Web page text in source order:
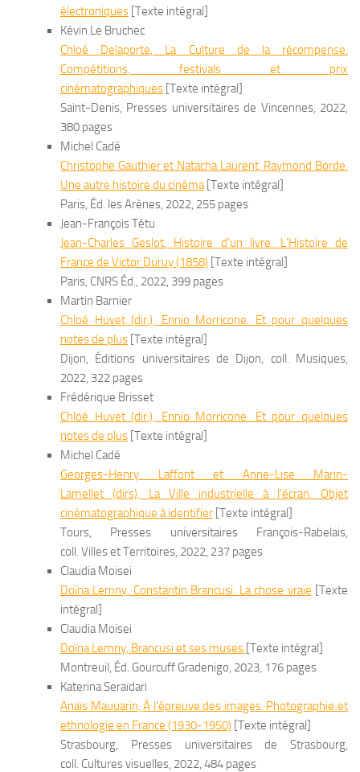
électroniques [Texte intégral]
Kévin Le Bruchec
Chloé Delaporte, La Culture de la récompense.
Compétitions, festivals et prix
cinématographiques [Texte intégral]
Saint-Denis, Presses universitaires de Vincennes, 2022,
380 pages
Michel Cadé
Christophe Gauthieret Natacha Laurent, Raymond Borde.
Une autre histoire du cinéma[Texte intégral]
Paris, Éd. les Arènes, 2022, 255 pages
Jean-François Tétu
Jean-Charles Geslot, Histoire d’un livre. L’Histoire de
France de Victor Duruy (1858) [Texte intégral]
Paris, CNRS Éd., 2022, 399 pages
Martin Barnier
Chloé Huvet(dir.), Ennio Morricone. Et pour quelques
notes de plus [Texte intégral]
Dijon, Éditions universitaires de Dijon, coll. Musiques,
2022, 322 pages
Frédérique Brisset
Chloé Huvet(dir.), Ennio Morricone. Et pour quelques
notes de plus [Texte intégral]
Michel Cadé
Georges-Henry Laffontet Anne-Lise Marin-
Lamellet (dirs), La Ville industrielle à l’écran. Objet
cinématographique à identifier [Texte intégral]
Tours, Presses universitaires François-Rabelais,
coll. Villes et Territoires, 2022, 237 pages
Claudia Moisei
Doïna Lemny, Constantin Brancusi. La chose vraie [Texte
intégral]
Claudia Moisei
DoïnaLemny, Brancusi et ses muses [Texte intégral]
Montreuil, Éd. Gourcuff Gradenigo, 2023, 176 pages
Katerina Seraïdari
Anaïs Mauuarin,À l’épreuve des images. Photographie et
ethnologie en France (1930-1950) [Texte intégral]
Strasbourg, Presses universitaires de Strasbourg,
coll. Cultures visuelles, 2022, 484 pages